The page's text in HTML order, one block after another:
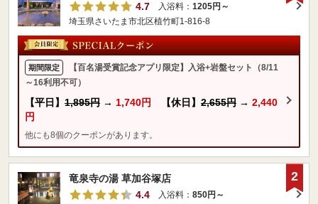
4.7
入浴料： 1205円～
埼玉県さいたま市北区植竹町1-816-8
期間限定
【百名湯受賞記念アプリ限定】入浴+岩盤セット（8/11
～16利用不可）
【平日】 1,895円 → 1,740円 【休日】 2,655円 → 2,440
円
他にも8個のクーポンがあります。
竜泉寺の湯 草加谷塚店
4.4
入浴料： 850円～
2